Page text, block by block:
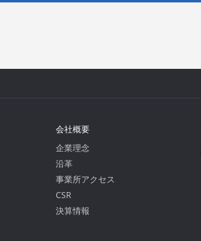
会社概要
企業理念
沿革
事業所アクセス
CSR
決算情報